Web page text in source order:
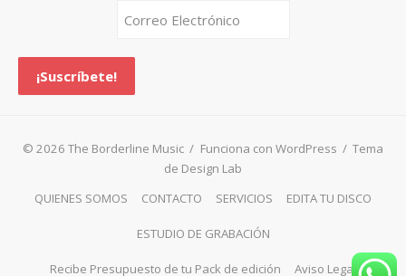
© 2026 The Borderline Music / Funciona con WordPress / Tema
de Design Lab
QUIENES SOMOS
CONTACTO SERVICIOS EDITA TU DISCO
ESTUDIO DE GRABACIÓN
Recibe Presupuesto de tu Pack de edición Aviso Legal